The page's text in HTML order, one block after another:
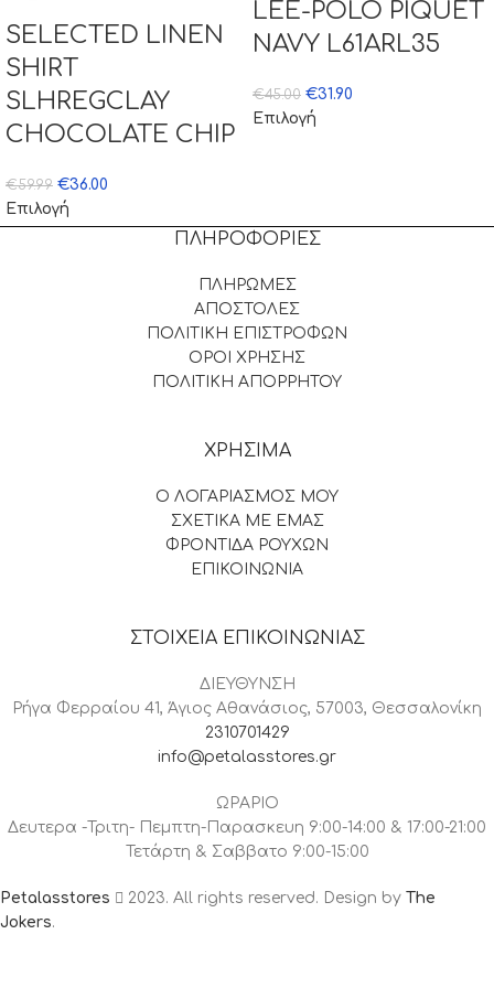
SELECTED LINEN
SHIRT
SLHREGCLAY
CHOCOLATE CHIP
€59.99 €36.00
Επιλογή
LEE-POLO PIQUET
NAVY L61ARL35
€45.00 €31.90
Επιλογή
ΠΛΗΡΟΦΟΡΙΕΣ
ΠΛΗΡΩΜΕΣ
ΑΠΟΣΤΟΛΕΣ
ΠΟΛΙΤΙΚΗ ΕΠΙΣΤΡΟΦΩΝ
ΟΡΟΙ ΧΡΗΣΗΣ
ΠΟΛΙΤΙΚΗ ΑΠΟΡΡΗΤΟΥ
ΧΡΗΣΙΜΑ
Ο ΛΟΓΑΡΙΑΣΜΟΣ ΜΟΥ
ΣΧΕΤΙΚΑ ΜΕ ΕΜΑΣ
ΦΡΟΝΤΙΔΑ ΡΟΥΧΩΝ
ΕΠΙΚΟΙΝΩΝΙΑ
ΣΤΟΙΧΕΙΑ ΕΠΙΚΟΙΝΩΝΙΑΣ
ΔΙΕΥΘΥΝΣΗ
Ρήγα Φερραίου 41, Άγιος Αθανάσιος, 57003, Θεσσαλονίκη
2310701429
info@petalasstores.gr
ΩΡΑΡΙΟ
Δευτερα -Τριτη- Πεμπτη-Παρασκευη 9:00-14:00 & 17:00-21:00
Τετάρτη & Σαββατο 9:00-15:00
Petalasstores 2023. All rights reserved. Design by The
Jokers.